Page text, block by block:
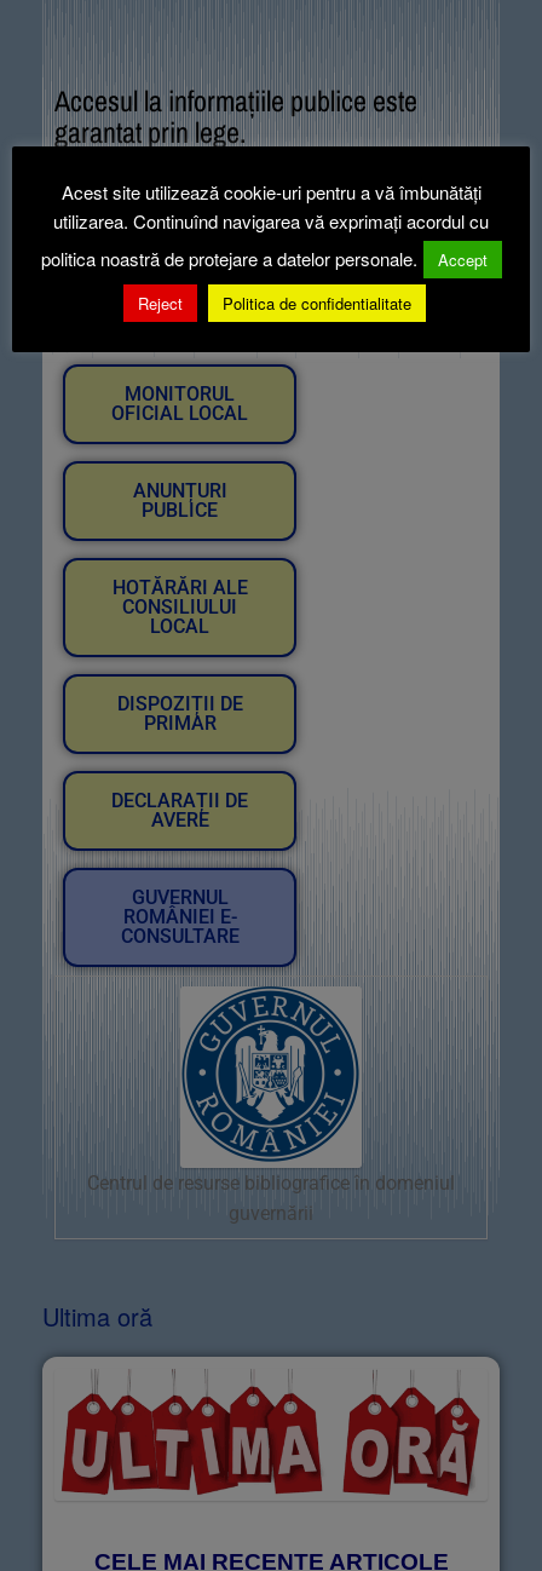
Accesul la informațiile publice este
garantat prin lege.
democratic la luarea deciziilor.
Nu ezitați să faceți uz de acest drept!
Acces la:
MONITORUL
OFICIAL LOCAL
ANUNȚURI
PUBLICE
HOTĂRĂRI ALE
CONSILIULUI
LOCAL
DISPOZIȚII DE
PRIMAR
DECLARAȚII DE
AVERE
GUVERNUL
ROMÂNIEI E-
CONSULTARE
Centrul de resurse bibliografice în domeniul
guvernării
Ultima oră
CELE MAI RECENTE ARTICOLE
Acest site utilizează cookie-uri pentru a vă îmbunătăți
utilizarea. Continuînd navigarea vă exprimați acordul cu
politica noastră de protejare a datelor personale.
Accept
Reject
Politica de confidentialitate